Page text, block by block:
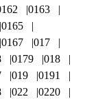
0163
0165
0167
017
0179
018
019
0191
022
0220